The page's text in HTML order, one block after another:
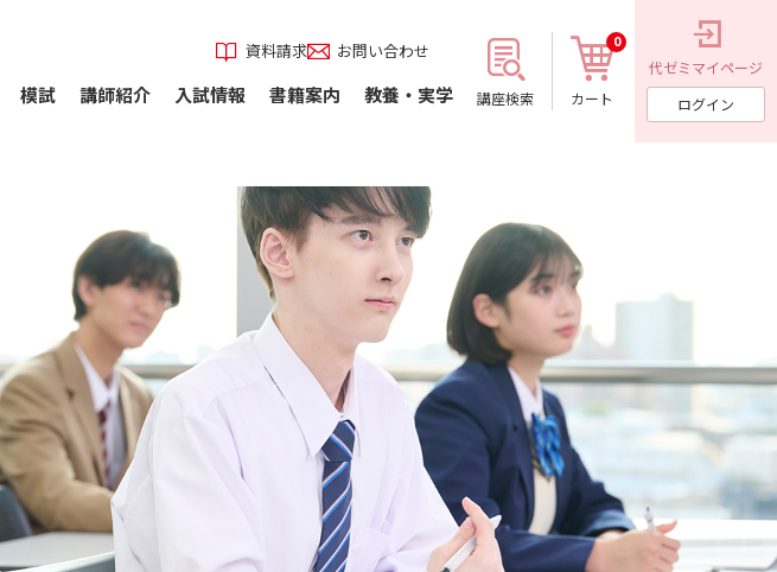
資料請求 お問い合わせ
模試 講師紹介 入試情報 書籍案内 教養・実学 講座検索 カート
0
代ゼミマイページ
ログイン